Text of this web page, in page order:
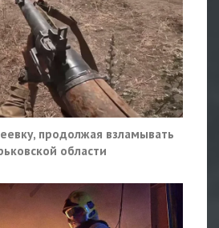
продолжая взламывать
области